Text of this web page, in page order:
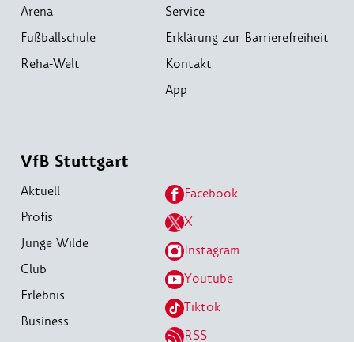
Arena
Fußballschule
Reha-Welt
Service
Erklärung zur Barrierefreiheit
Kontakt
App
VfB Stuttgart
Aktuell
Profis
Junge Wilde
Club
Erlebnis
Business
Facebook
X
Instagram
Youtube
Tiktok
RSS